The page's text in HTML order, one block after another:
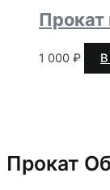
Прокат
Прокат
1 000 ₽